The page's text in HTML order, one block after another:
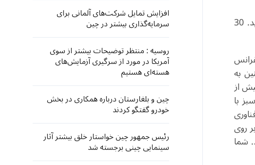
خبرنگار: به نظر می‌رسد شما در سال 1995 اولین سفر خود به چین را انجام دادید؛ زمانی که روزنامه‌نگار بودید. 30
کنفرانس
به
از
با
روی
شما
افزایش تمایل شرکت‌های آلمانی برای
سرمایه‌گذاری بیشتر در چین
روسیه : منتظر توضیحات بیشتر از سوی
آمریکا در مورد از سرگیری آزمایش‌های
هسته‌ای هستیم
چین و بلغارستان درباره همکاری در بخش
خودرو گفتگو کردند
رئیس جمهور چین خواستار خلق بیشتر آثار
سینمایی چینی برجسته شد